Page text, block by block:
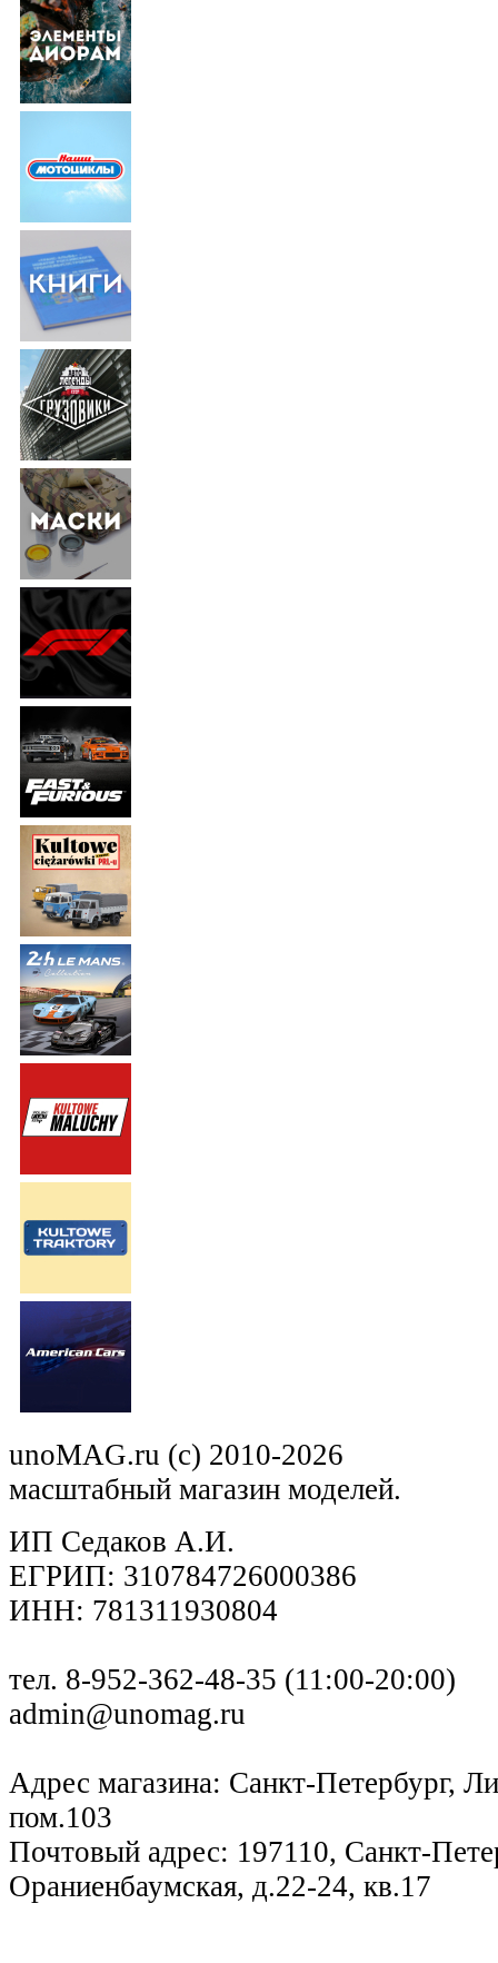
unoMAG.ru (c) 2010-2026
масштабный магазин моделей.
ИП Седаков А.И.
ЕГРИП: 310784726000386
ИНН: 781311930804
тел. 8-952-362-48-35 (11:00-20:00)
admin@unomag.ru
Адрес магазина: Санкт-Петербург,
пом.103
Почтовый адрес: 197110, Санкт-
Ораниенбаумская, д.22-24, кв.17